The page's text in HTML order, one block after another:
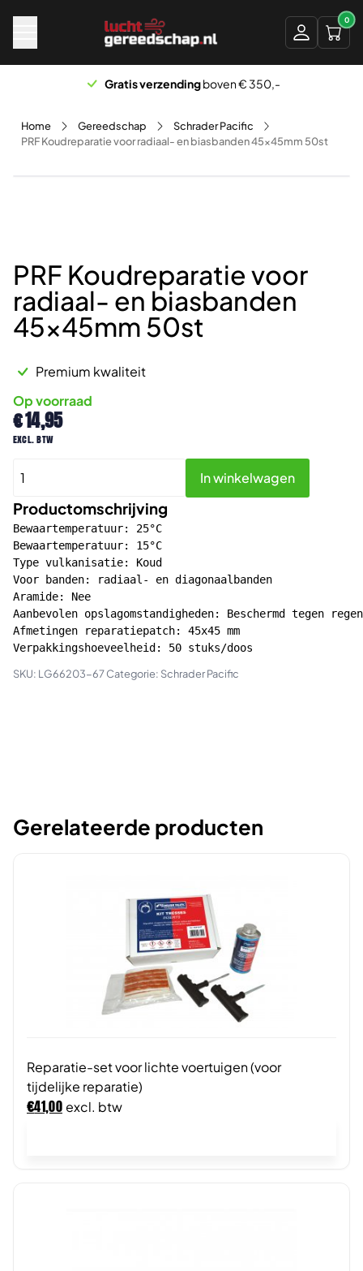
0
Gratis verzendingboven € 350,-
Home Gereedschap
Schrader Pacific
PRF Koudreparatie voor radiaal- en biasbanden 45x45mm 50st
PRF Koudreparatie voor
radiaal- en biasbanden
45x45mm 50st
€14,95
excl. btw
Premium kwaliteit
Op voorraad
Productomschrijving
Bewaartemperatuur: 25°C
Bewaartemperatuur: 15°C
Type vulkanisatie: Koud
Voor banden: radiaal- en diagonaalbanden
Aramide: Nee
Aanbevolen opslagomstandigheden: Beschermd tegen
Afmetingen reparatiepatch: 45x45 mm
Verpakkingshoeveelheid: 50 stuks/doos
Koudreparatie
voor
radiaal-
en
biasbanden
45x45mm
50st
aantal
In winkelwagen
SKU: LG66203-67Categorie: Schrader Pacific
Gerelateerde producten
Reparatie-set voor lichte voertuigen (voor
tijdelijke reparatie)
€41,00 excl. btw